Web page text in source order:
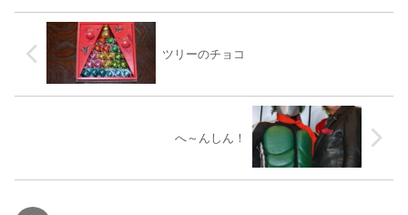
ツリーのチョコ
へ～んしん！